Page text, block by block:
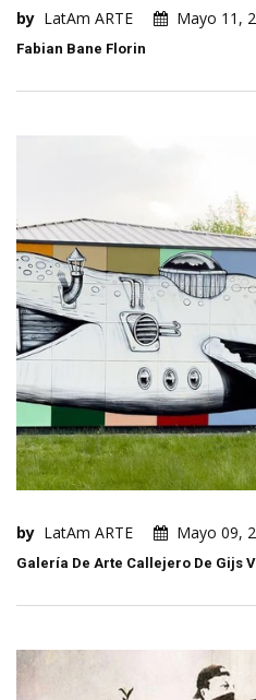
by LatAm ARTE Mayo 11,
Fabian Bane Florin
by LatAm ARTE Mayo 09,
Galería De Arte Callejero De Gijs